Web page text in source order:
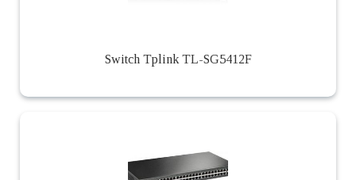
Switch Tplink TL-SG5412F